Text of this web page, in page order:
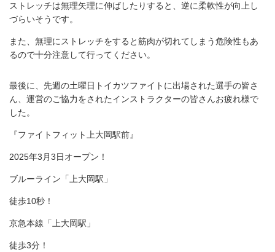
ストレッチは無理矢理に伸ばしたりすると、逆に柔軟性が向上し
づらいそうです。
また、無理にストレッチをすると筋肉が切れてしまう危険性もあ
るので十分注意して行ってください。
最後に、先週の土曜日トイカツファイトに出場された選手の皆さ
ん、運営のご協力をされたインストラクターの皆さんお疲れ様で
した。
『ファイトフィット上大岡駅前』
2025年3月3日オープン！
ブルーライン「上大岡駅」
徒歩10秒！
京急本線「上大岡駅」
徒歩3分！